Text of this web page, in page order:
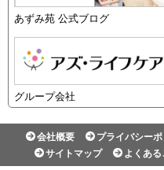
あずみ苑 公式ブログ
グループ会社
会社概要 プライバシー
サイトマップ
よくある